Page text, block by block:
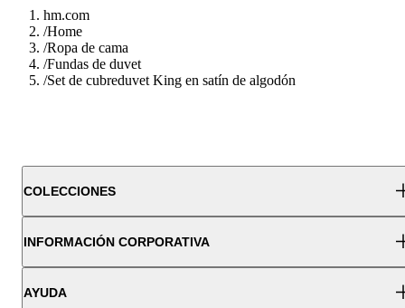
hm.com
/Home
/Ropa de cama
/Fundas de duvet
/Set de cubreduvet King en satín de algodón
COLECCIONES
INFORMACIÓN CORPORATIVA
AYUDA